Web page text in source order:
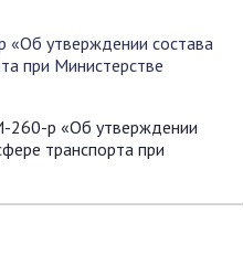
«Об утверждении состава
при Министерстве
260-р «Об утверждении
транспорта при